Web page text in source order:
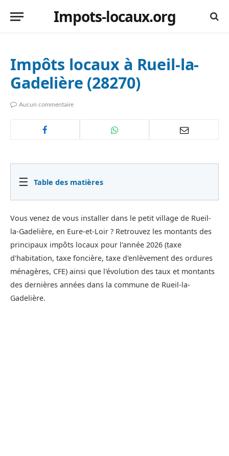
Impots-locaux.org
Impôts locaux à Rueil-la-
Gadelière (28270)
Aucun commentaire
☰ Table des matières
Vous venez de vous installer dans le petit village de Rueil-
la-Gadelière, en Eure-et-Loir ? Retrouvez les montants des
principaux impôts locaux pour l'année 2026 (taxe
d'habitation, taxe foncière, taxe d'enlèvement des ordures
ménagères, CFE) ainsi que l'évolution des taux et montants
des dernières années dans la commune de Rueil-la-
Gadelière.